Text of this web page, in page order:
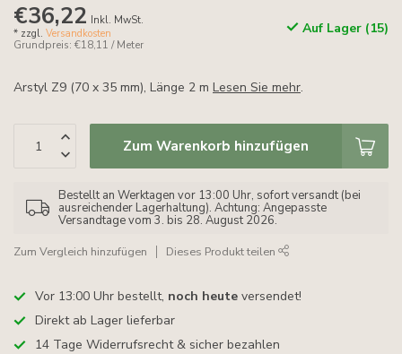
€36,22 Inkl. MwSt.
* zzgl. Versandkosten
Grundpreis: €18,11 / Meter
Auf Lager (15)
Arstyl Z9 (70 x 35 mm), Länge 2 m Lesen Sie mehr.
Zum Warenkorb hinzufügen
Bestellt an Werktagen vor 13:00 Uhr, sofort versandt (bei
ausreichender Lagerhaltung). Achtung: Angepasste
Versandtage vom 3. bis 28. August 2026.
Zum Vergleich hinzufügen Dieses Produkt teilen
Vor 13:00 Uhr bestellt, noch heute versendet!
Direkt ab Lager lieferbar
14 Tage Widerrufsrecht & sicher bezahlen